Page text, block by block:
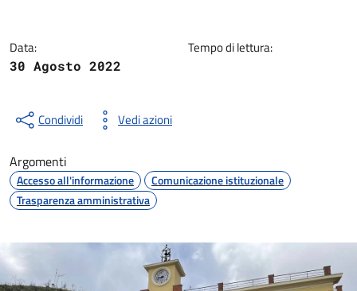
Data:
30 Agosto 2022
Tempo di lettura:
Condividi Vedi azioni
Argomenti
Accesso all'informazione
Comunicazione istituzionale
Trasparenza amministrativa